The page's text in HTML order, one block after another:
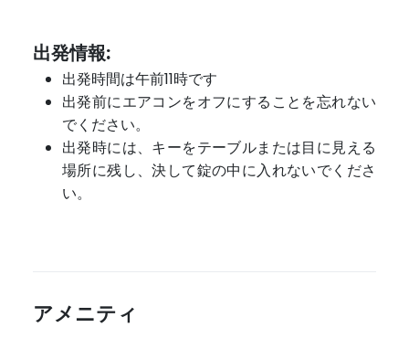
出発情報:
出発時間は午前11時です
出発前にエアコンをオフにすることを忘れない
でください。
出発時には、キーをテーブルまたは目に見える
場所に残し、決して錠の中に入れないでくださ
い。
アメニティ